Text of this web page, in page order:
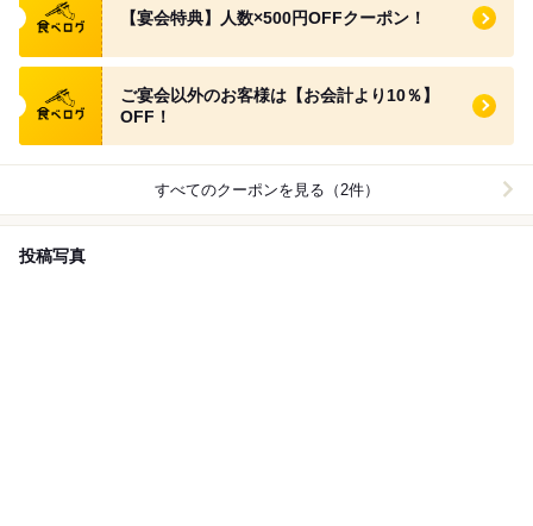
【宴会特典】人数×500円OFFクーポン！
食べログ クーポン
ご宴会以外のお客様は【お会計より10％】
OFF！
すべてのクーポンを見る（2件）
投稿写真